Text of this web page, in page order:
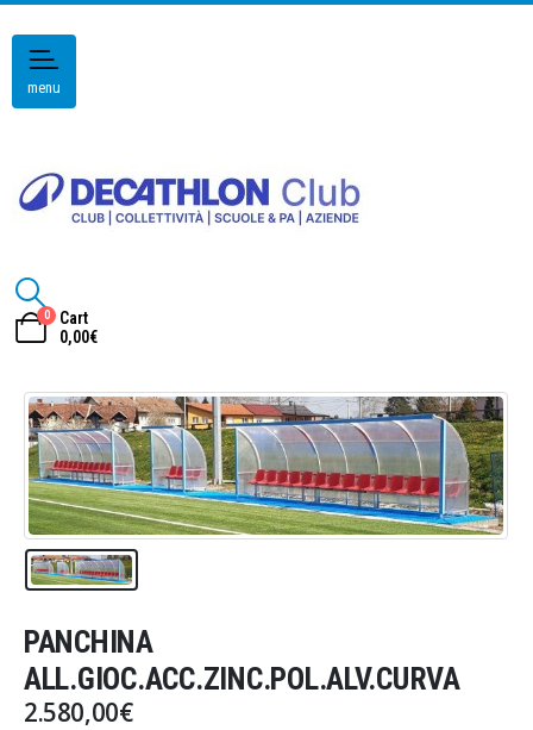
menu
0
Cart
0,00€
PANCHINA
ALL.GIOC.ACC.ZINC.POL.ALV.CURVA
2.580,00€